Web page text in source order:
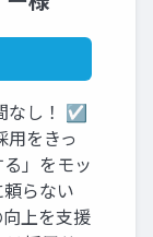
なし！ ☑
用をきっ
」をモッ
らない
上を支援